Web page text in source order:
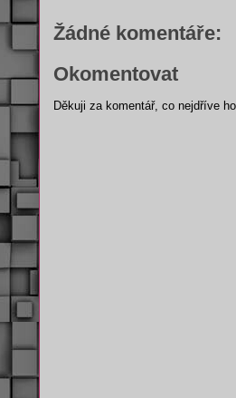
Žádné komentáře:
Okomentovat
Děkuji za komentář, co nejdříve